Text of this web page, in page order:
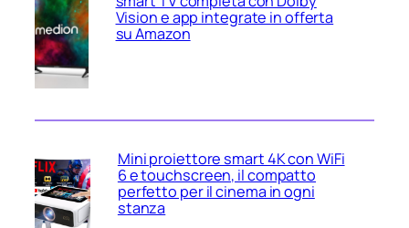
Vision e app integrate in offerta
su Amazon
Mini proiettore smart 4K con WiFi
6 e touchscreen, il compatto
perfetto per il cinema in ogni
stanza